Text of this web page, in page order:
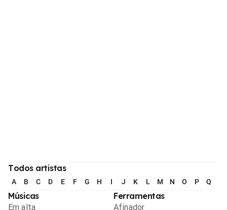
Todos artistas
A B C D E F G H I J K L M N O P Q
Músicas
Em alta
Ferramentas
Afinador